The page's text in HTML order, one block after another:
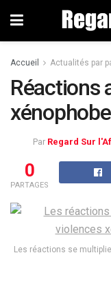
Accueil Actualités par
Réactions
Par Regard Sur
0
PARTAGES
Les réactions se